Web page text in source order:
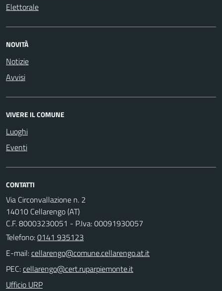
Elettorale
NOVITÀ
Notizie
Avvisi
VIVERE IL COMUNE
Luoghi
Eventi
CONTATTI
Via Circonvallazione n. 2
14010 Cellarengo (AT)
C.F. 80003230051 - P.Iva: 00091930057
Telefono:0141 935123
E-mail:
PEC:
Ufficio URP